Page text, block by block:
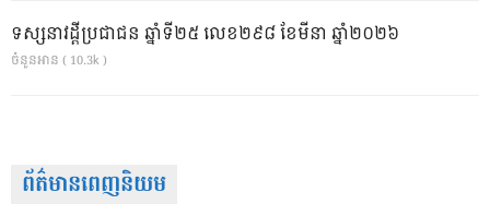
ទស្សនាវដ្ដីប្រជាជន ឆ្នាំទី២៥ លេខ២៩៨ ខែមីនា ឆ្នាំ២០២៦
ចំនួនអាន ( 10.3k )
ព័ត៌មានពេញនិយម